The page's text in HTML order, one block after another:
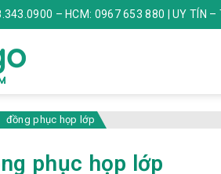
– HCM: 0967 653 880 | UY TÍN
đồng phục họp lớp
phục họp lớp